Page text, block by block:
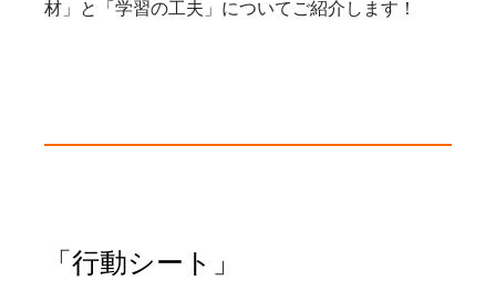
材」と「学習の工夫」についてご紹介します！
「行動シート」